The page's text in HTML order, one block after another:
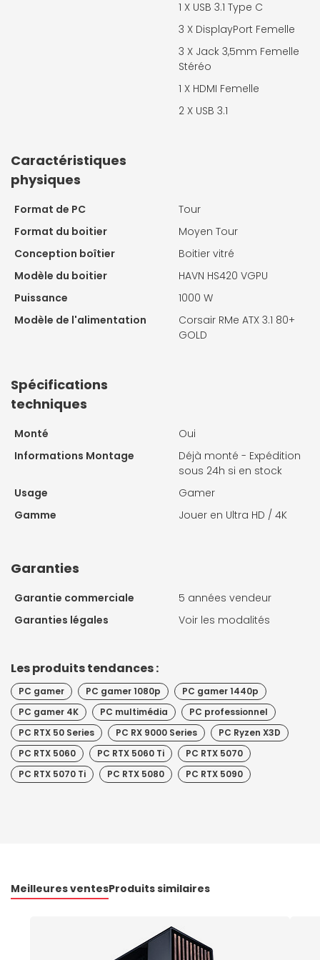
1 X USB 3.1 Type C
3 X DisplayPort Femelle
3 X Jack 3,5mm Femelle
Stéréo
1 X HDMI Femelle
2 X USB 3.1
Caractéristiques
physiques
Format de PC
Tour
Format du boitier
Moyen Tour
Conception boîtier
Boitier vitré
Modèle du boitier
HAVN HS420 VGPU
Puissance
1000 W
Modèle de l'alimentation
Corsair RMe ATX 3.1 80+
GOLD
Spécifications
techniques
Monté
Oui
Informations Montage
Déjà monté - Expédition
sous 24h si en stock
Usage
Gamer
Gamme
Jouer en Ultra HD / 4K
Garanties
Garantie commerciale
5 années vendeur
Garanties légales
Voir les modalités
Les produits tendances :
PC gamer PC gamer 1080p
PC gamer 1440p
PC gamer 4K
PC multimédia
PC professionnel
PC RTX 50 Series
PC RX 9000 Series
PC Ryzen X3D
PC RTX 5060
PC RTX 5060 Ti
PC RTX 5070
PC RTX 5070 Ti
PC RTX 5080 PC RTX 5090
Meilleures ventesProduits similaires